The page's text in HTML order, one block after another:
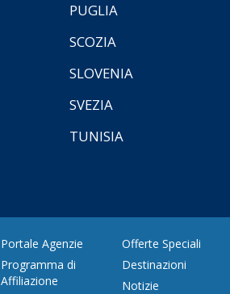
PUGLIA
SCOZIA
SLOVENIA
SVEZIA
TUNISIA
Portale Agenzie
Programma di
Affiliazione
Offerte Speciali
Destinazioni
Notizie